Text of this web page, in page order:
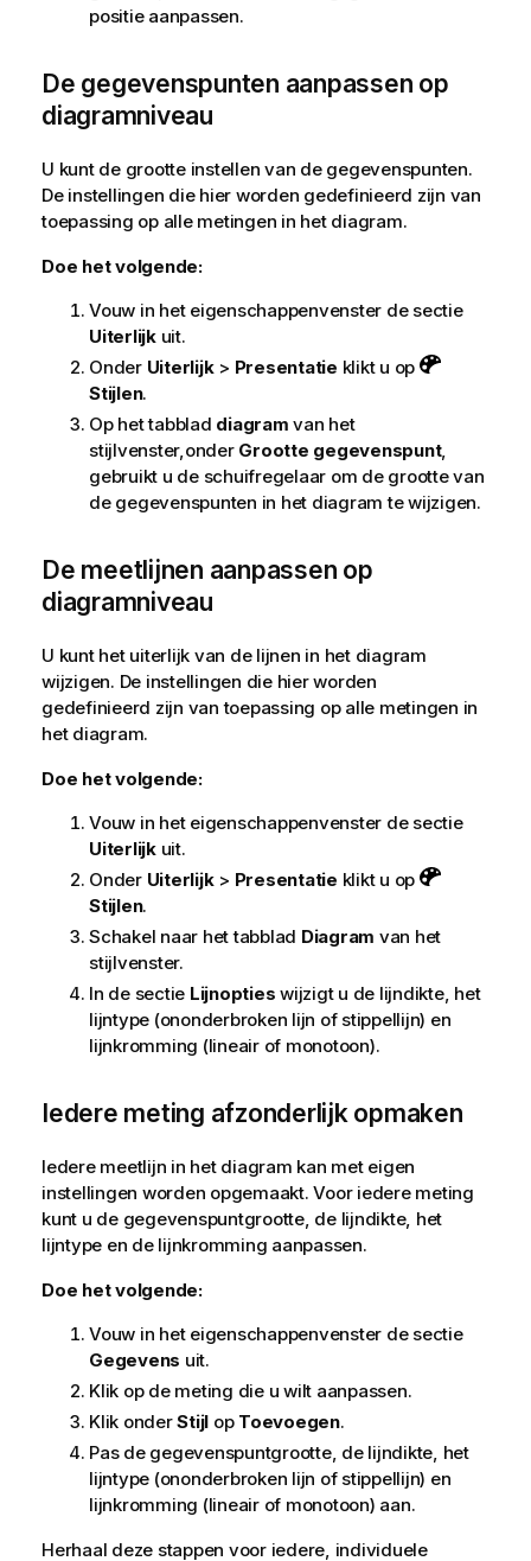
positie aanpassen.
De gegevenspunten aanpassen op
diagramniveau
U kunt de grootte instellen van de gegevenspunten.
De instellingen die hier worden gedefinieerd zijn van
toepassing op alle metingen in het diagram.
Doe het volgende:
Vouw in het eigenschappenvenster de sectie
Uiterlijkuit.
Onder Uiterlijk> Presentatie klikt u op
Stijlen.
Op het tabblad diagram van het
stijlvenster,onder Grootte gegevenspunt,
gebruikt u de schuifregelaar om de grootte van
de gegevenspunten in het diagram te wijzigen.
De meetlijnen aanpassen op
diagramniveau
U kunt het uiterlijk van de lijnen in het diagram
wijzigen. De instellingen die hier worden
gedefinieerd zijn van toepassing op alle metingen in
het diagram.
Doe het volgende:
Vouw in het eigenschappenvenster de sectie
Uiterlijkuit.
Onder Uiterlijk> Presentatie klikt u op
Stijlen.
Schakel naar het tabblad Diagram van het
stijlvenster.
In de sectie Lijnopties wijzigt u de lijndikte, het
lijntype (ononderbroken lijn of stippellijn) en
lijnkromming (lineair of monotoon).
Iedere meting afzonderlijk opmaken
Iedere meetlijn in het diagram kan met eigen
instellingen worden opgemaakt. Voor iedere meting
kunt u de gegevenspuntgrootte, de lijndikte, het
lijntype en de lijnkromming aanpassen.
Doe het volgende:
Vouw in het eigenschappenvenster de sectie
Gegevens uit.
Klik op de meting die u wilt aanpassen.
Klik onderStijl op Toevoegen.
Pas de gegevenspuntgrootte, de lijndikte, het
lijntype (ononderbroken lijn of stippellijn) en
lijnkromming (lineair of monotoon) aan.
Herhaal deze stappen voor iedere, individuele